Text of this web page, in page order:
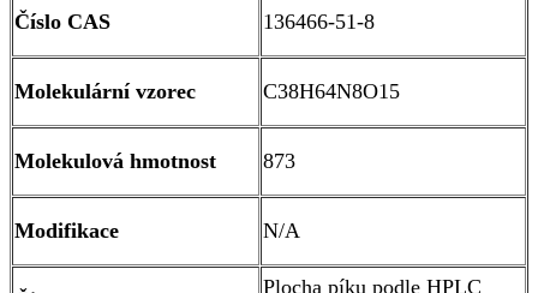
Číslo CAS 136466-51-8
Molekulární vzorec C38H64N8O15
Molekulová hmotnost 873
Modifikace N/A
Plocha píku podle HPLC